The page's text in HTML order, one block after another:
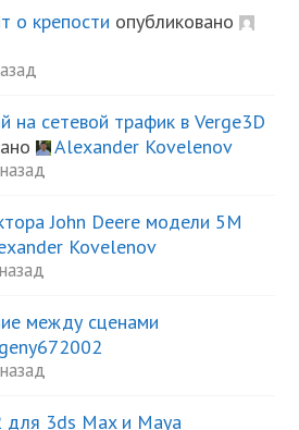
о крепости опубликовано
на сетевой трафик в Verge3D
Alexander Kovelenov
John Deere модели 5М
Kovelenov
между сценами
для 3ds Max и Maya